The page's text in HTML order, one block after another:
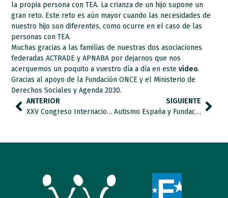
la propia persona con TEA. La crianza de un hijo supone un
gran reto. Este reto es aún mayor cuando las necesidades de
nuestro hijo son diferentes, como ocurre en el caso de las
personas con TEA.
Muchas gracias a las familias de nuestras dos asociaciones
federadasACTRADE yAPNABA por dejarnos que nos
acerquemos un poquito a vuestro día a día en estevídeo.
Gracias al apoyo de la Fundación ONCE y el Ministerio de
Derechos Sociales y Agenda 2030.
ANTERIOR
XXV Congreso Internacional de actualización en Trastornos del Neurodesarrollo
SIGUIENTE
Autismo España y Fundación Gmp organizan una formación integral para la comunidad educativa.